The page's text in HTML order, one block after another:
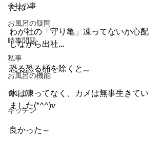
会社の事
お風呂の疑問
時事問題
私事
お風呂の機能
食レポ
キッチン
たね～
わが社の「守り亀」凍ってないか心配
しながら出社…
恐る恐る桶を除くと…
水は凍ってなく、カメは無事生きてい
ました(*^^)v
良かった～